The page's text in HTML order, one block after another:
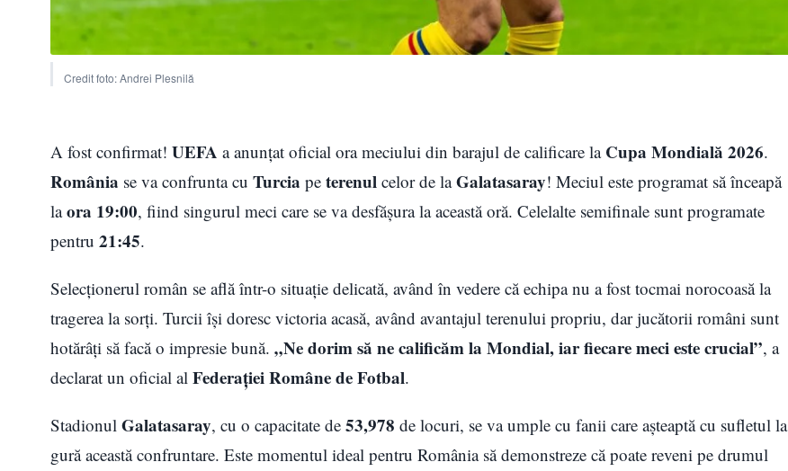
Credit foto: Andrei Plesnilă
A fost confirmat! UEFA a anunțat oficial ora meciului din barajul de calificare la Cupa Mondială 2026.
România se va confrunta cu Turcia pe terenul celor de laGalatasaray! Meciul este programat să înceapă
laora 19:00, fiind singurul meci care se va desfășura la această oră. Celelalte semifinale sunt programate
pentru 21:45.
Selecționerul român se află într-o situație delicată, având în vedere că echipa nu a fost tocmai norocoasă la
tragerea la sorți. Turcii își doresc victoria acasă, având avantajul terenului propriu, dar jucătorii români sunt
hotărâți să facă o impresie bună. „Ne dorim să ne calificăm la Mondial, iar fiecare meci este crucial”, a
declarat un oficial al Federației Române de Fotbal.
Stadionul Galatasaray, cu o capacitate de 53,978 de locuri, se va umple cu fanii care așteaptă cu sufletul la
gură această confruntare. Este momentul ideal pentru România să demonstreze că poate reveni pe drumul